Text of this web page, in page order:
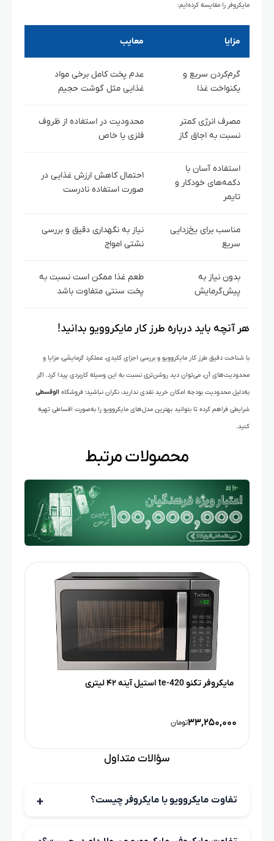
مایکروفر را مقایسه کرده‌ایم:
مزایا معایب
گرم‌کردن سریع و
یکنواخت غذا
عدم پخت کامل برخی مواد
غذایی مثل گوشت حجیم
مصرف انرژی کمتر
نسبت به اجاق گاز
محدودیت در استفاده از ظروف
فلزی یا خاص
استفاده آسان با
دکمه‌های خودکار و
تایمر
احتمال کاهش ارزش غذایی در
صورت استفاده نادرست
مناسب برای یخ‌زدایی
سریع
نیاز به نگهداری دقیق و بررسی
نشتی امواج
بدون نیاز به
پیش‌گرمایش
طعم غذا ممکن است نسبت به
پخت سنتی متفاوت باشد
هر آنچه باید درباره طرز کار مایکروویو بدانید!
با شناخت دقیق طرز کار مایکروویو و بررسی اجزای کلیدی، عملکرد گرمایشی، مزایا و
محدودیت‌های آن، می‌توان دید روشن‌تری نسبت به این وسیله کاربردی پیدا کرد. اگر
به‌دلیل محدودیت بودجه امکان خرید نقدی ندارید، نگران نباشید؛ فروشگاه الوقسطی
شرایطی فراهم کرده تا بتوانید بهترین مدل‌های مایکروویو را به‌صورت اقساطی تهیه
کنید.
محصولات مرتبط
مایکروفر تکنو te-420 استیل آینه ۴۲ لیتری
۳۳,۲۵۰,۰۰۰تومان
سؤالات متداول
تفاوت مایکروویو با مایکروفر چیست؟
دستگاهی‌ست که این امواج را تولید و برای گرم‌ کردن یا پخت